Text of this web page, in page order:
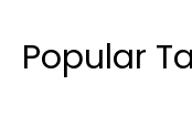
Popular